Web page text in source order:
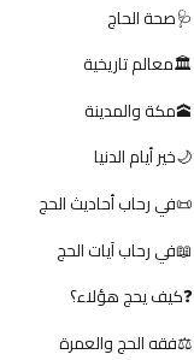
🩺صحة الحاج
🏛️معالم تاريخية
🕋مكة والمدينة
🌙خير أيام الدنيا
📜في رحاب أحاديث الحج
📖في رحاب آيات الحج
❓كيف يحج هؤلاء؟
⚖️فقه الحج والعمرة